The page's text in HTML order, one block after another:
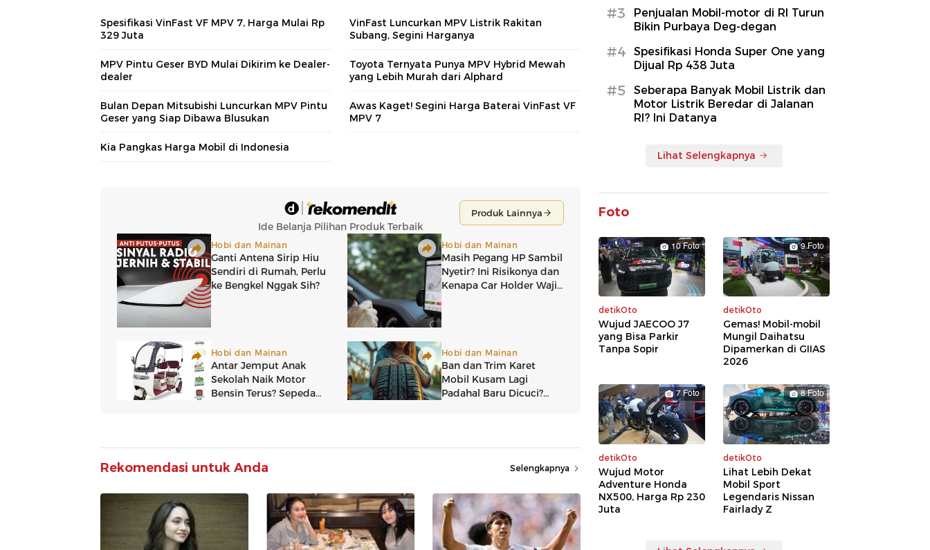
Spesifikasi VinFast VF MPV 7, Harga Mulai Rp
329 Juta
VinFast Luncurkan MPV Listrik Rakitan
Subang, Segini Harganya
MPV Pintu Geser BYD Mulai Dikirim ke Dealer-
dealer
Toyota Ternyata Punya MPV Hybrid Mewah
yang Lebih Murah dari Alphard
Bulan Depan Mitsubishi Luncurkan MPV Pintu
Geser yang Siap Dibawa Blusukan
Awas Kaget! Segini Harga Baterai VinFast VF
MPV 7
Kia Pangkas Harga Mobil di Indonesia
Rekomendasi untuk Anda Selengkapnya
#3
Penjualan Mobil-motor di RI Turun
Bikin Purbaya Deg-degan
#4
Spesifikasi Honda Super One yang
Dijual Rp 438 Juta
#5
Seberapa Banyak Mobil Listrik dan
Motor Listrik Beredar di Jalanan
RI? Ini Datanya
Lihat Selengkapnya
Foto
10 Foto
detikOto
Wujud JAECOO J7
yang Bisa Parkir
Tanpa Sopir
9 Foto
detikOto
Gemas! Mobil-mobil
Mungil Daihatsu
Dipamerkan di GIIAS
2026
7 Foto
detikOto
Wujud Motor
Adventure Honda
NX500, Harga Rp 230
Juta
8 Foto
detikOto
Lihat Lebih Dekat
Mobil Sport
Legendaris Nissan
Fairlady Z